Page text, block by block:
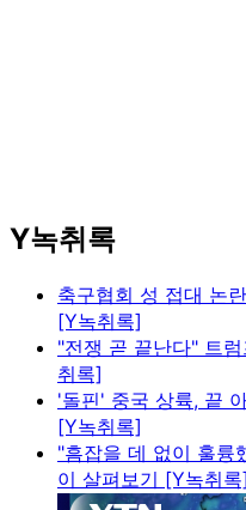
Y녹취록
축구협회 성 접대 논
[Y녹취록]
"전쟁 곧 끝난다" 트
취록]
'돌핀' 중국 상륙, 끝
[Y녹취록]
"흠잡을 데 없이 훌륭
이 살펴보기 [Y녹취록]